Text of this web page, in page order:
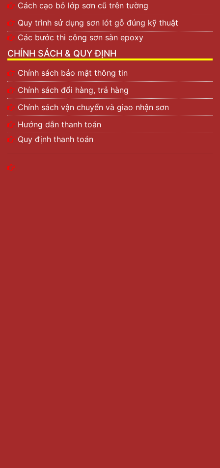
Cách cạo bỏ lớp sơn cũ trên tường
Quy trình sử dụng sơn lót gỗ đúng kỹ thuật
Các bước thi công sơn sàn epoxy
CHÍNH SÁCH & QUY ĐỊNH
Chính sách bảo mật thông tin
Chính sách đổi hàng, trả hàng
Chính sách vận chuyển và giao nhận sơn
Hướng dẫn thanh toán
Quy định thanh toán